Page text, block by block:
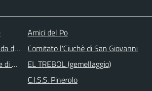
di Torino
di Collegno e Pinerolo
Amici del Po
Comitato l'Ciuchè di San Giovanni
EL TREBOL (gemellaggio)
C.I.S.S. Pinerolo